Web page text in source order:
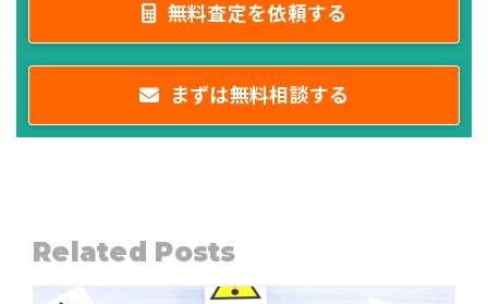
無料査定を依頼する
まずは無料相談する
Related Posts